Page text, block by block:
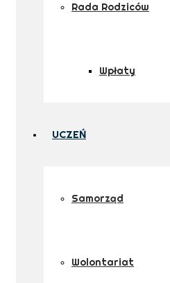
Rada Rodziców
Wpłaty
UCZEŃ
Samorząd
Wolontariat